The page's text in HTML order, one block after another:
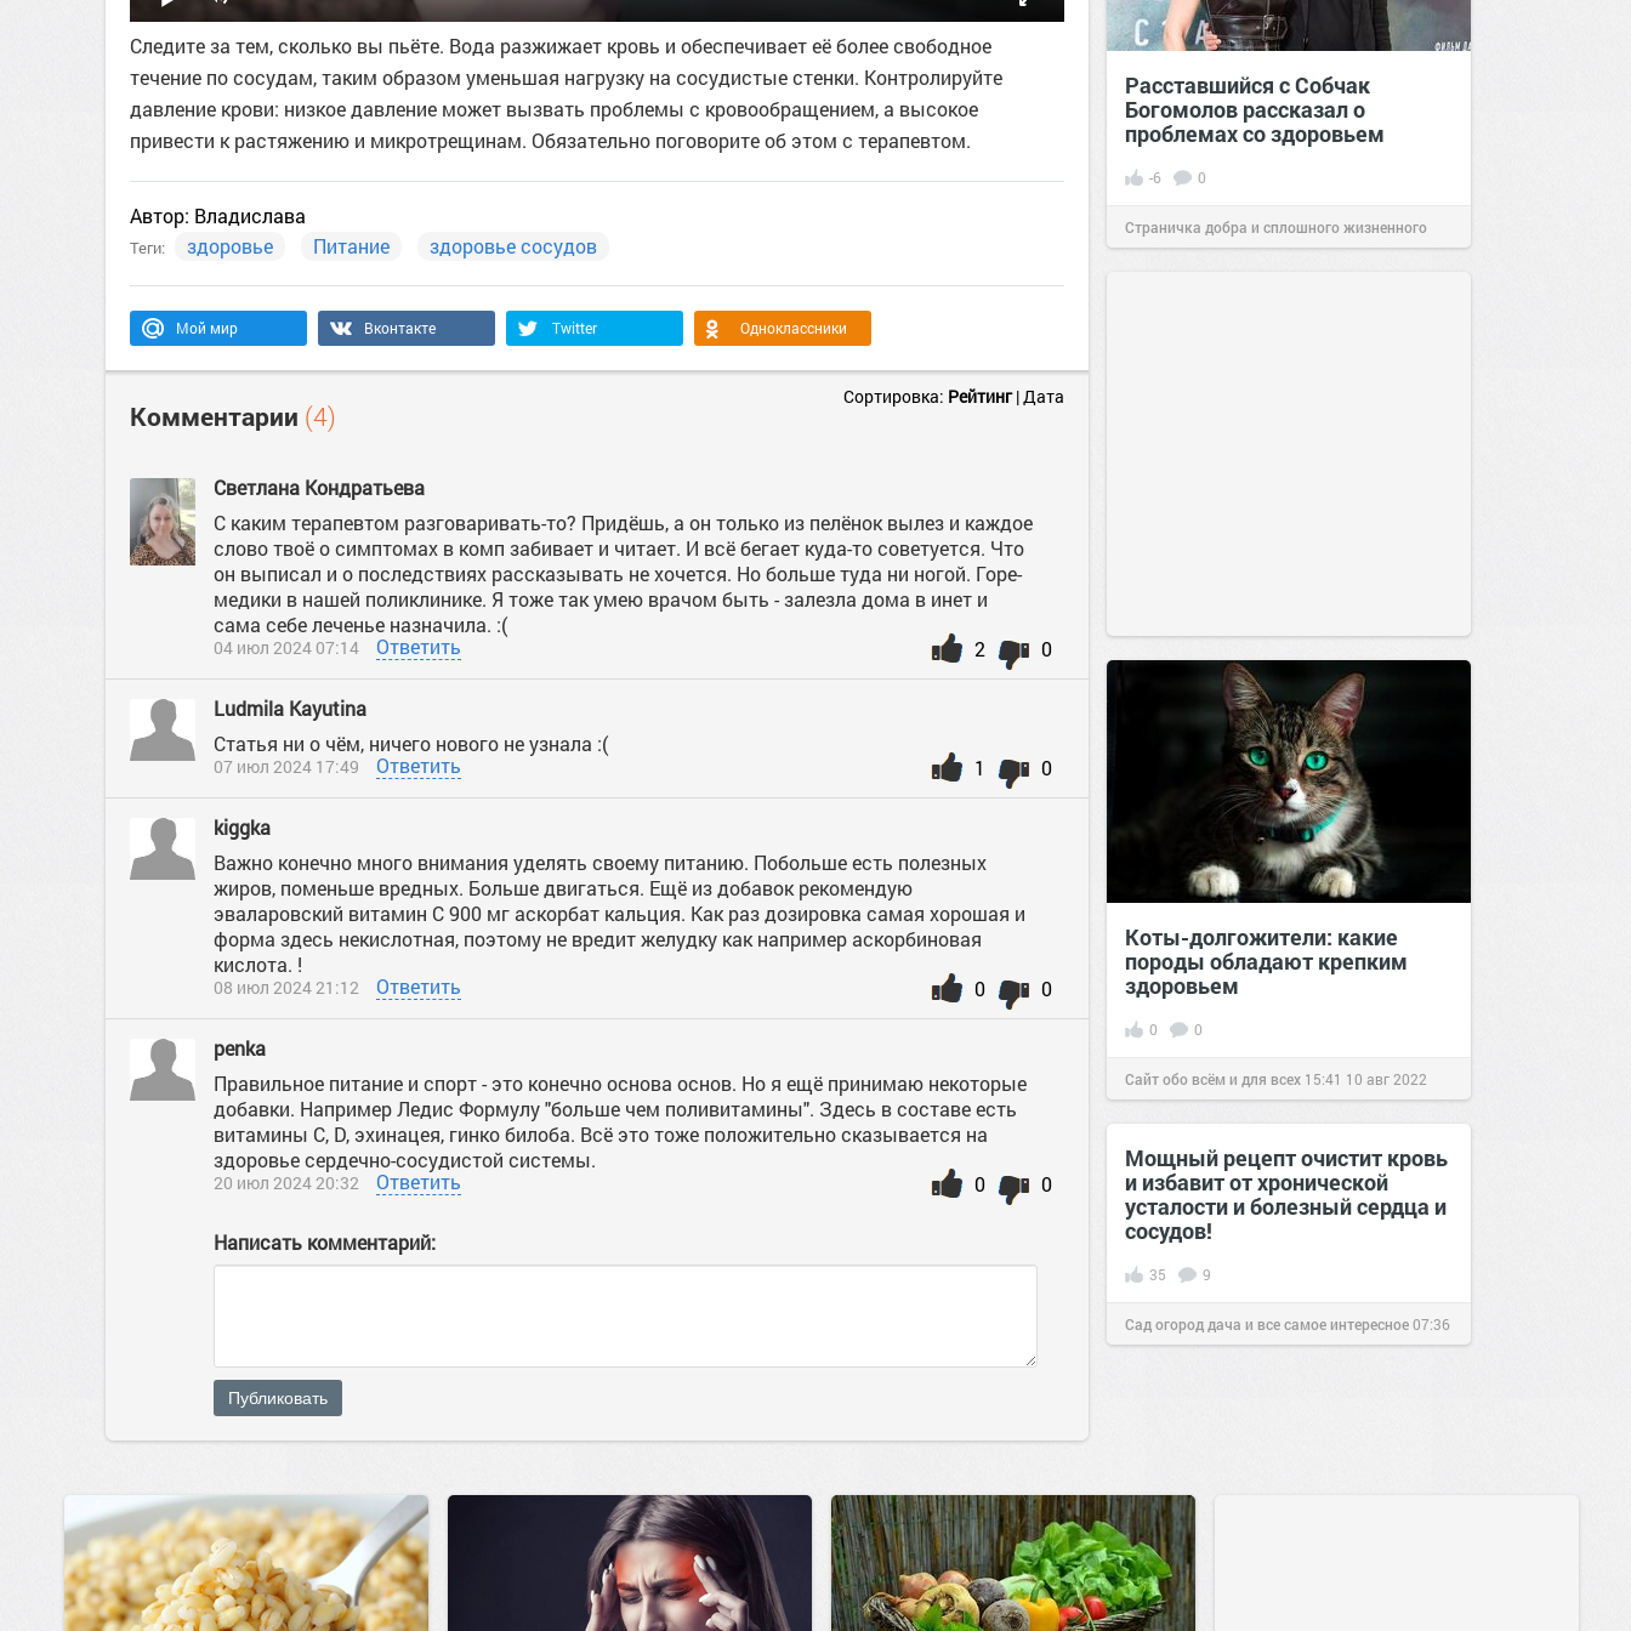
Следите за тем, сколько вы пьёте. Вода разжижает кровь и обеспечивает её более свободное
течение по сосудам, таким образом уменьшая нагрузку на сосудистые стенки. Контролируйте
давление крови: низкое давление может вызвать проблемы с кровообращением, а высокое
привести к растяжению и микротрещинам. Обязательно поговорите об этом с терапевтом.
Автор: Владислава
Теги: здоровье Питание здоровье сосудов
Мой мир Вконтакте Twitter Одноклассники
Комментарии (4)
Сортировка: Рейтинг|Дата
Светлана Кондратьева
С каким терапевтом разговаривать-то? Придёшь, а он только из пелёнок вылез и каждое
слово твоё о симптомах в комп забивает и читает. И всё бегает куда-то советуется. Что
он выписал и о последствиях рассказывать не хочется. Но больше туда ни ногой. Горе-
медики в нашей поликлинике. Я тоже так умею врачом быть - залезла дома в инет и
сама себе леченье назначила. :(
04 июл 2024 07:14 Ответить 0
2
Ludmila Kayutina
Статья ни о чём, ничего нового не узнала :(
07 июл 2024 17:49 Ответить 0
1
kiggka
Важно конечно много внимания уделять своему питанию. Побольше есть полезных
жиров, поменьше вредных. Больше двигаться. Ещё из добавок рекомендую
эваларовский витамин С 900 мг аскорбат кальция. Как раз дозировка самая хорошая и
форма здесь некислотная, поэтому не вредит желудку как например аскорбиновая
кислота. !
08 июл 2024 21:12 Ответить 0
0
penka
Правильное питание и спорт - это конечно основа основ. Но я ещё принимаю некоторые
добавки. Например Ледис Формулу "больше чем поливитамины". Здесь в составе есть
витамины C, D, эхинацея, гинко билоба. Всё это тоже положительно сказывается на
здоровье сердечно-сосудистой системы.
20 июл 2024 20:32 Ответить 0
0
Написать комментарий:
Публиковать
Расставшийся с Собчак
Богомолов рассказал о
проблемах со здоровьем
-6 0
Страничка добра и сплошного жизненного
Коты-долгожители: какие
породы обладают крепким
здоровьем
0 0
Сайт обо всём и для всех 15:41 10 авг 2022
Мощный рецепт очистит кровь
и избавит от хронической
усталости и болезный сердца и
сосудов!
35 9
Сад огород дача и все самое интересное07:36